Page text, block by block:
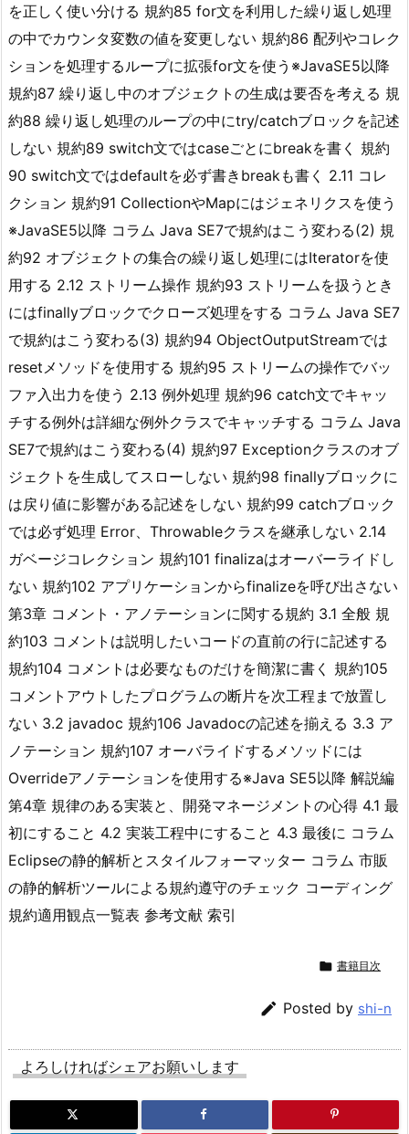
を正しく使い分ける 規約85 for文を利用した繰り返し処理
の中でカウンタ変数の値を変更しない 規約86 配列やコレク
ションを処理するループに拡張for文を使う※JavaSE5以降
規約87 繰り返し中のオブジェクトの生成は要否を考える 規
約88 繰り返し処理のループの中にtry/catchブロックを記述
しない 規約89 switch文ではcaseごとにbreakを書く 規約
90 switch文ではdefaultを必ず書きbreakも書く 2.11 コレ
クション 規約91 CollectionやMapにはジェネリクスを使う
※JavaSE5以降 コラム Java SE7で規約はこう変わる(2) 規
約92 オブジェクトの集合の繰り返し処理にはIteratorを使
用する 2.12 ストリーム操作 規約93 ストリームを扱うとき
にはfinallyブロックでクローズ処理をする コラム Java SE7
で規約はこう変わる(3) 規約94 ObjectOutputStreamでは
resetメソッドを使用する 規約95 ストリームの操作でバッ
ファ入出力を使う 2.13 例外処理 規約96 catch文でキャッ
チする例外は詳細な例外クラスでキャッチする コラム Java
SE7で規約はこう変わる(4) 規約97 Exceptionクラスのオブ
ジェクトを生成してスローしない 規約98 finallyブロックに
は戻り値に影響がある記述をしない 規約99 catchブロック
では必ず処理 Error、Throwableクラスを継承しない 2.14
ガベージコレクション 規約101 finalizaはオーバーライドし
ない 規約102 アプリケーションからfinalizeを呼び出さない
第3章 コメント・アノテーションに関する規約 3.1 全般 規
約103 コメントは説明したいコードの直前の行に記述する
規約104 コメントは必要なものだけを簡潔に書く 規約105
コメントアウトしたプログラムの断片を次工程まで放置し
ない 3.2 javadoc 規約106 Javadocの記述を揃える 3.3 ア
ノテーション 規約107 オーバライドするメソッドには
Overrideアノテーションを使用する※Java SE5以降 解説編
第4章 規律のある実装と、開発マネージメントの心得 4.1 最
初にすること 4.2 実装工程中にすること 4.3 最後に コラム
Eclipseの静的解析とスタイルフォーマッター コラム 市販
の静的解析ツールによる規約遵守のチェック コーディング
規約適用観点一覧表 参考文献 索引
 書籍目次
 Posted by shi-n
よろしければシェアお願いします